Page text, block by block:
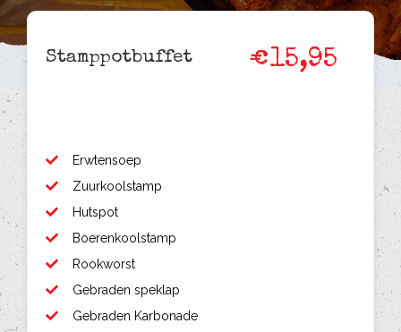
Stamppotbuffet €15,95
Erwtensoep
Zuurkoolstamp
Hutspot
Boerenkoolstamp
Rookworst
Gebraden speklap
Gebraden Karbonade